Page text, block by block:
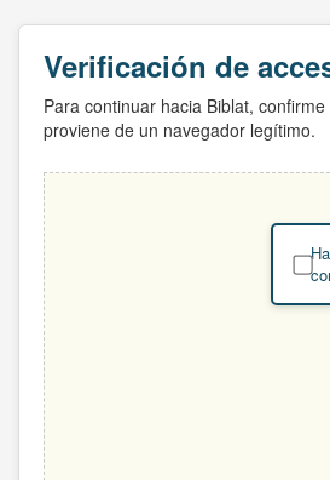
Verificación de
Para continuar hacia Biblat,
proviene de un navegador legítimo.